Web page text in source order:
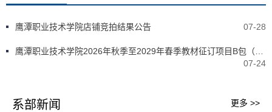
鹰潭职业技术学院店铺竞拍结果公告 07-28
07-24
系部新闻 更多 >>